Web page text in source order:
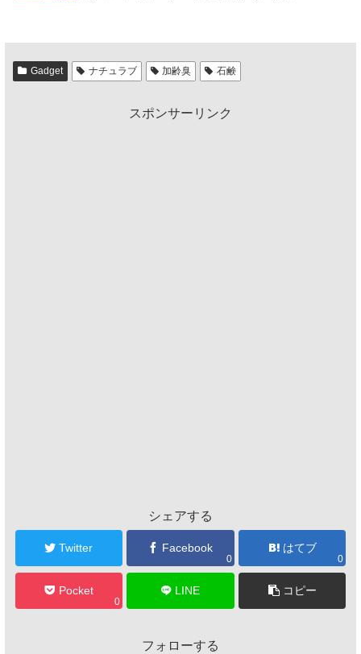
Gadget ナチュラブ 加齢臭 石鹸
スポンサーリンク
シェアする
Twitter Facebook
0
はてブ
0
Pocket
0
LINE コピー
フォローする